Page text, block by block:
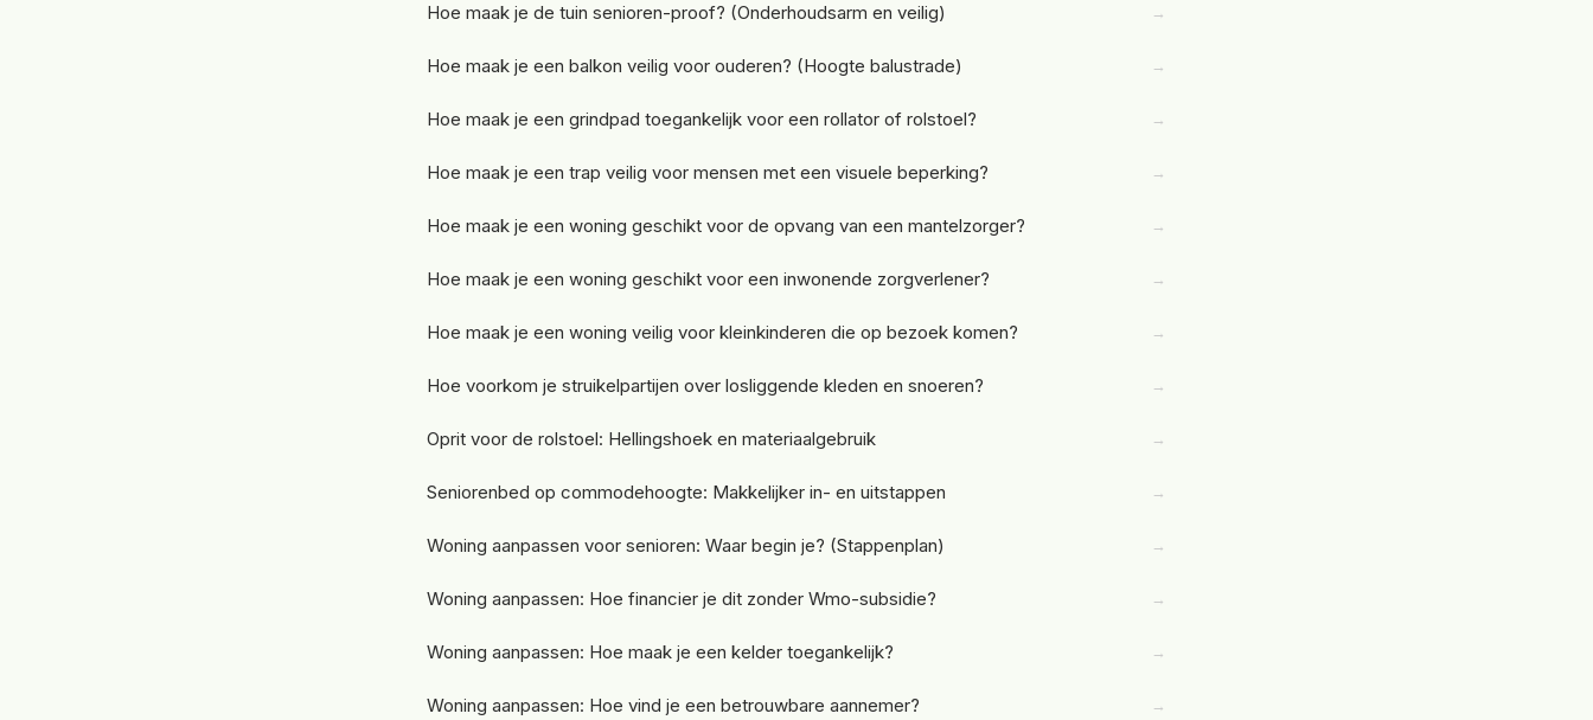
Hoe maak je de tuin senioren-proof? (Onderhoudsarm en veilig) →
Hoe maak je een balkon veilig voor ouderen? (Hoogte balustrade) →
Hoe maak je een grindpad toegankelijk voor een rollator of rolstoel? →
Hoe maak je een trap veilig voor mensen met een visuele beperking? →
Hoe maak je een woning geschikt voor de opvang van een mantelzorger? →
Hoe maak je een woning geschikt voor een inwonende zorgverlener? →
Hoe maak je een woning veilig voor kleinkinderen die op bezoek komen? →
Hoe voorkom je struikelpartijen over losliggende kleden en snoeren? →
Oprit voor de rolstoel: Hellingshoek en materiaalgebruik →
Seniorenbed op commodehoogte: Makkelijker in- en uitstappen →
Woning aanpassen voor senioren: Waar begin je? (Stappenplan) →
Woning aanpassen: Hoe financier je dit zonder Wmo-subsidie? →
Woning aanpassen: Hoe maak je een kelder toegankelijk? →
Woning aanpassen: Hoe vind je een betrouwbare aannemer? →